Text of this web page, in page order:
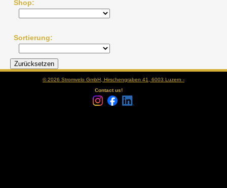
Shop
Sortierung
© 2026 Stromvelo GmbH, Hirschengraben 41, 6003 Luzern -
Contact us!